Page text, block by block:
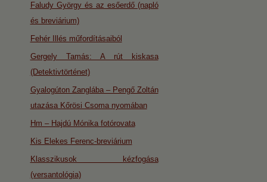
Faludy György és az esőerdő (napló
és breviárium)
Fehér Illés műfordításaiból
Gergely Tamás: A rút kiskasa
(Detektivtörténet)
Gyalogúton Zanglába – Pengő Zoltán
utazása Kőrösi Csoma nyomában
Hm – Hajdú Mónika fotórovata
Kis Elekes Ferenc-breviárium
Klasszikusok kézfogása
(versantológia)